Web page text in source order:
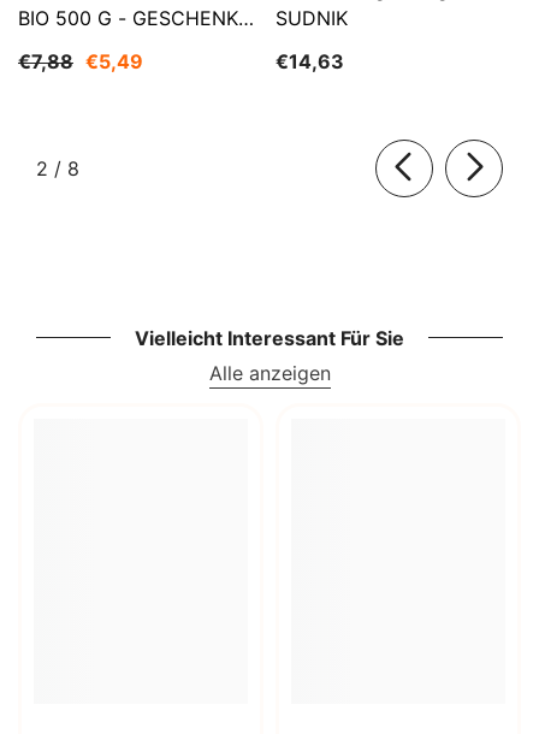
BIO 500 G - GESCHENKE
€7,88 €5,49
SUDNIK
€14,63
2 / von
8
Vielleicht Interessant Für Sie
Alle anzeigen